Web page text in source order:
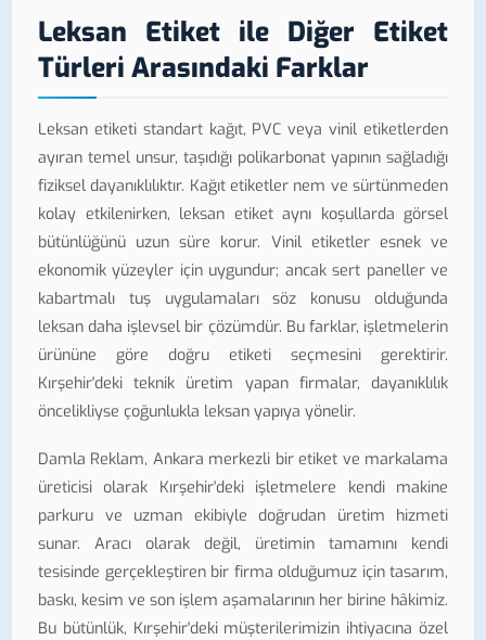
Leksan Etiket ile Diğer Etiket
Türleri Arasındaki Farklar
Leksan etiketi standart kağıt, PVC veya vinil etiketlerden
ayıran temel unsur, taşıdığı polikarbonat yapının sağladığı
fiziksel dayanıklılıktır. Kağıt etiketler nem ve sürtünmeden
kolay etkilenirken, leksan etiket aynı koşullarda görsel
bütünlüğünü uzun süre korur. Vinil etiketler esnek ve
ekonomik yüzeyler için uygundur; ancak sert paneller ve
kabartmalı tuş uygulamaları söz konusu olduğunda
leksan daha işlevsel bir çözümdür. Bu farklar, işletmelerin
ürününe göre doğru etiketi seçmesini gerektirir.
Kırşehir'deki teknik üretim yapan firmalar, dayanıklılık
öncelikliyse çoğunlukla leksan yapıya yönelir.
Damla Reklam, Ankara merkezli bir etiket ve markalama
üreticisi olarak Kırşehir'deki işletmelere kendi makine
parkuru ve uzman ekibiyle doğrudan üretim hizmeti
sunar. Aracı olarak değil, üretimin tamamını kendi
tesisinde gerçekleştiren bir firma olduğumuz için tasarım,
baskı, kesim ve son işlem aşamalarının her birine hâkimiz.
Bu bütünlük, Kırşehir'deki müşterilerimizin ihtiyacına özel